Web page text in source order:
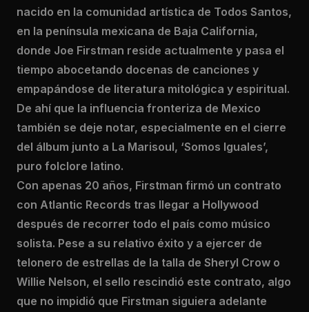
nacido en la comunidad artística de Todos Santos,
en la península mexicana de Baja California,
donde Joe Firstman reside actualmente y pasa el
tiempo abocetando docenas de canciones y
empapándose de literatura mitológica y espiritual.
De ahí que la influencia fronteriza de Mexico
también se deje notar, especialmente en el cierre
del álbum junto a La Marisoul, ‘Somos Iguales’,
puro folclore latino.
Con apenas 20 años, Firstman firmó un contrato
con Atlantic Records tras llegar a Hollywood
después de recorrer todo el país como músico
solista. Pese a su relativo éxito y a ejercer de
telonero de estrellas de la talla de Sheryl Crow o
Willie Nelson, el sello rescindió este contrato, algo
que no impidió que Firstman siguiera adelante